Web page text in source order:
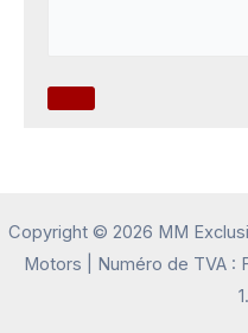
Copyright © 2026 MM
Motors | Numéro de TVA :